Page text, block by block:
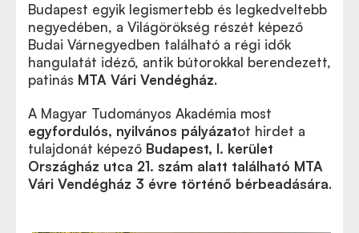
Budapest egyik legismertebb és legkedveltebb
negyedében, a Világörökség részét képező
Budai Várnegyedben található a régi idők
hangulatát idéző, antik bútorokkal berendezett,
patinás MTA Vári Vendégház.
A Magyar Tudományos Akadémia most
egyfordulós, nyilvános pályázatot hirdet a
tulajdonát képező Budapest, I. kerület
Országház utca 21. szám alatt található MTA
Vári Vendégház 3 évre történő bérbeadására.